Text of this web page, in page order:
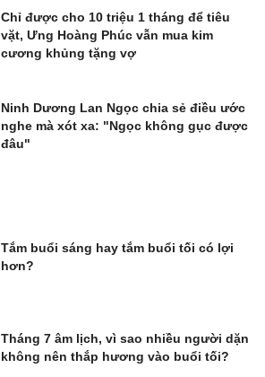
Chỉ được cho 10 triệu 1 tháng để tiêu
vặt, Ưng Hoàng Phúc vẫn mua kim
cương khủng tặng vợ
Ninh Dương Lan Ngọc chia sẻ điều ước
nghe mà xót xa: "Ngọc không gục được
đâu"
Tắm buổi sáng hay tắm buổi tối có lợi
hơn?
Tháng 7 âm lịch, vì sao nhiều người dặn
không nên thắp hương vào buổi tối?